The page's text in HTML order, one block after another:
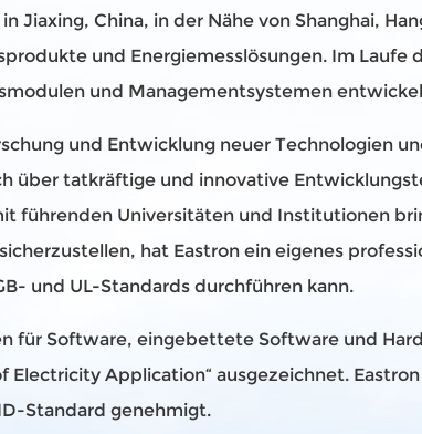
Jiaxing, China, in der Nähe von Shanghai,
und Energiemesslösungen. Im Laufe
und Managementsystemen
und Entwicklung neuer Technologien
über tatkräftige und innovative
führenden Universitäten und Institutionen
hat Eastron ein eigenes
und UL-Standards durchführen kann.
für Software, eingebettete Software und
Electricity Application“ ausgezeichnet.
Standard genehmigt.